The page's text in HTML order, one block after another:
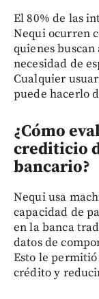
El 80% de las
Nequi ocurren
quienes
necesidad de
Cualquier
puede hacerlo
¿Cómo
crediticio
bancario?
Nequi usa
capacidad de
en la banca
datos de
Esto le
crédito y